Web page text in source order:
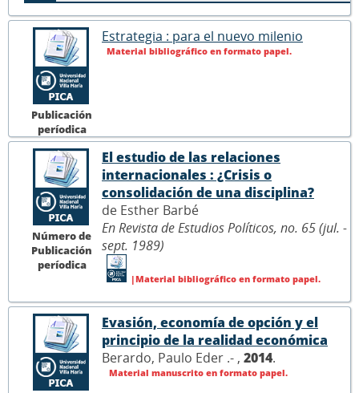
Publicación
períodica
Estrategia : para el nuevo milenio
Material bibliográfico en formato papel.
Número de
Publicación
períodica
El estudio de las relaciones
internacionales : ¿Crisis o
consolidación de una disciplina?
de Esther Barbé
En Revista de Estudios Políticos, no. 65 (jul. -
sept. 1989)
|Material bibliográfico en formato papel.
Evasión, economía de opción y el
principio de la realidad económica
Berardo, Paulo Eder .- , 2014.
Material manuscrito en formato papel.